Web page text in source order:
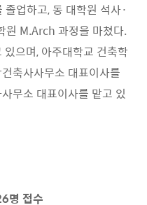
졸업하고,동 대학원 석사·
원 M.Arch 과정을 마쳤다.
있으며, 아주대학교 건축학
축사사무소 대표이사를
무소 대표이사를 맡고 있
명 접수